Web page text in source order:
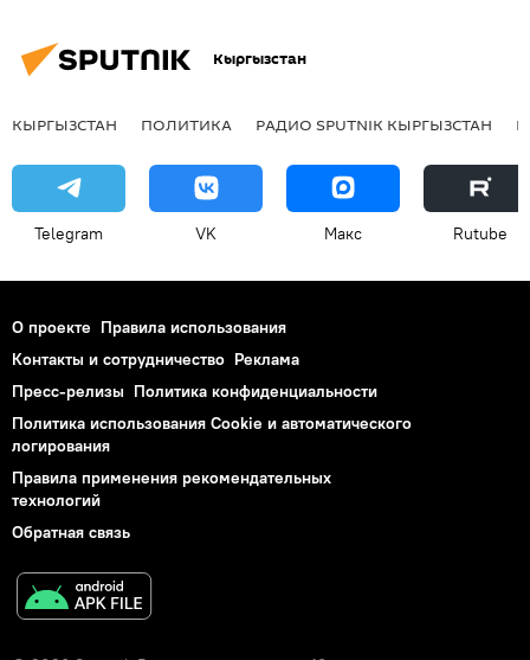
Кыргызстан
КЫРГЫЗСТАН ПОЛИТИКА РАДИО SPUTNIK КЫРГЫЗСТАН
Telegram VK Макс Rutube
О проекте Правила использования
Контакты и сотрудничество Реклама
Пресс-релизы Политика конфиденциальности
Политика использования Cookie и автоматического
логирования
Правила применения рекомендательных
технологий
Обратная связь